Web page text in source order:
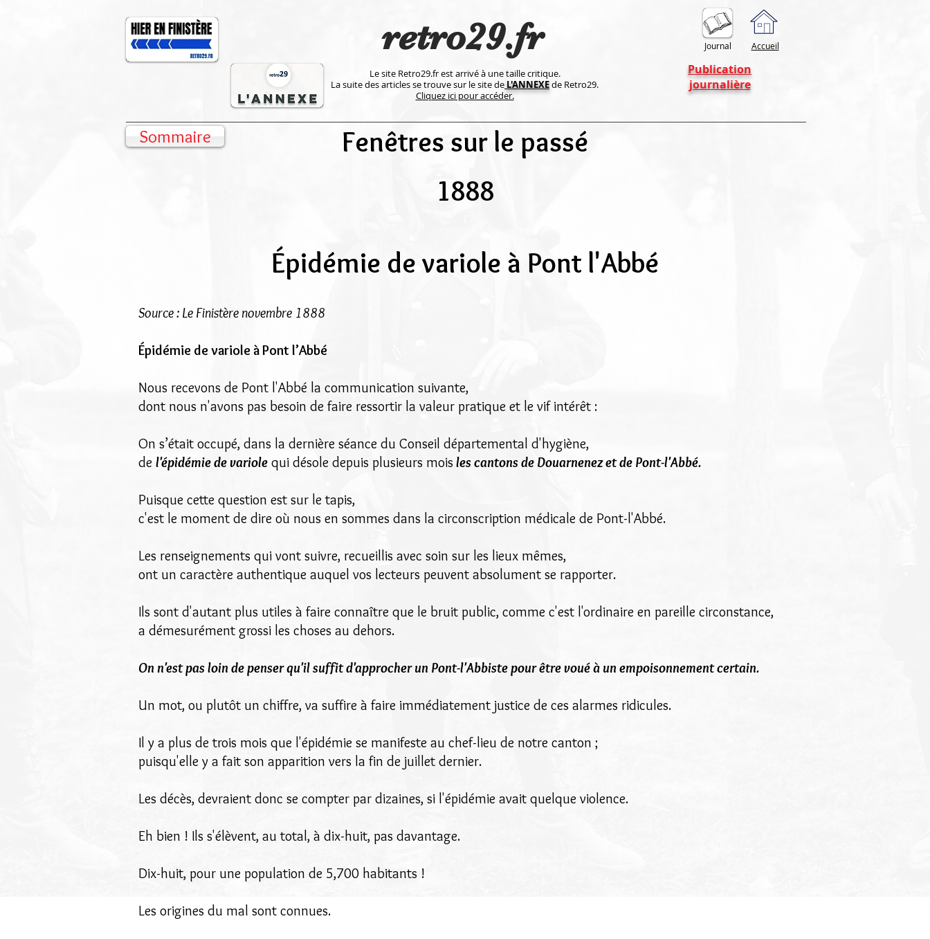
retro29.fr
Le site Retro29.fr est arrivé à une taille critique.
La suite des articles se trouve sur le site deL'ANNEXEde Retro29.
Cliquez ici pour accéder.
Journal Accueil
Publication
journalière
Sommaire
Fenêtres sur le passé
1888
Épidémie de variole à Pont l'Abbé
Source : Le Finistère novembre 1888
Épidémie de variole à Pont l’Abbé
Nous recevons de Pont l'Abbé la communication suivante,
dont nous n'avons pas besoin de faire ressortir la valeur pratique et le vif intérêt :
On s’était occupé, dans la dernière séance du Conseil départemental d'hygiène,
de l'épidémie de variole qui désole depuis plusieurs mois les cantons de Douarnenez et de Pont-l'Abbé.
Puisque cette question est sur le tapis,
c'est le moment de dire où nous en sommes dans la circonscription médicale de Pont-l'Abbé.
Les renseignements qui vont suivre, recueillis avec soin sur les lieux mêmes,
ont un caractère authentique auquel vos lecteurs peuvent absolument se rapporter.
Ils sont d'autant plus utiles à faire connaître que le bruit public, comme c'est l'ordinaire en pareille circonstance,
a démesurément grossi les choses au dehors.
On n'est pas loin de penser qu'il suffit d'approcher un Pont-l'Abbiste pour être voué à un empoisonnement certain.
Un mot, ou plutôt un chiffre, va suffire à faire immédiatement justice de ces alarmes ridicules.
Il y a plus de trois mois que l'épidémie se manifeste au chef-lieu de notre canton ;
puisqu'elle y a fait son apparition vers la fin de juillet dernier.
Les décès, devraient donc se compter par dizaines, si l'épidémie avait quelque violence.
Eh bien ! Ils s'élèvent, au total, à dix-huit, pas davantage.
Dix-huit, pour une population de 5,700 habitants !
Les origines du mal sont connues.